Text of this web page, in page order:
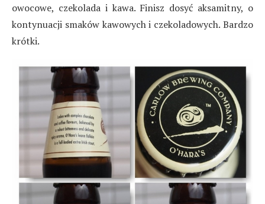
owocowe, czekolada i kawa. Finisz dosyć aksamitny, o
kontynuacji smaków kawowych i czekoladowych. Bardzo
krótki.